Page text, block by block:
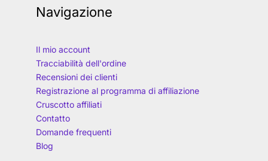
Navigazione
Il mio account
Tracciabilità dell'ordine
Recensioni dei clienti
Registrazione al programma di affiliazione
Cruscotto affiliati
Contatto
Domande frequenti
Blog